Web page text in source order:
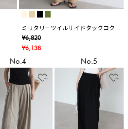
ミリタリーツイルサイドタックコクー
ンパンツ
¥6,820
¥6,138
No.4 No.5